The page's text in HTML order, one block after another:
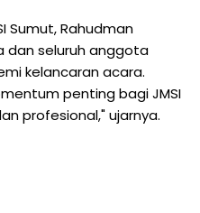
Sumut, Rahudman
dan seluruh anggota
kelancaran acara.
penting bagi JMSI
profesional," ujarnya.